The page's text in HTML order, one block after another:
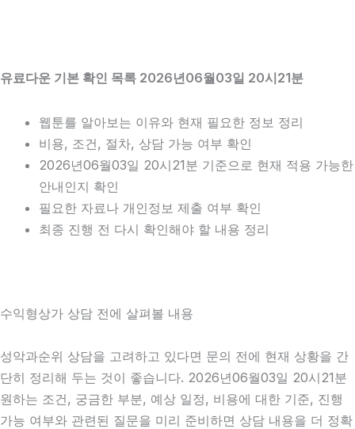
유료다운 기본 확인 목록 2026년06월03일 20시21분
웹툰를 알아보는 이유와 현재 필요한 정보 정리
비용, 조건, 절차, 상담 가능 여부 확인
2026년06월03일 20시21분 기준으로 현재 적용 가능한
안내인지 확인
필요한 자료나 개인정보 제출 여부 확인
최종 진행 전 다시 확인해야 할 내용 정리
수익형상가 상담 전에 살펴볼 내용
성악과순위 상담을 고려하고 있다면 문의 전에 현재 상황을 간
단히 정리해 두는 것이 좋습니다. 2026년06월03일 20시21분
원하는 조건, 궁금한 부분, 예상 일정, 비용에 대한 기준, 진행
가능 여부와 관련된 질문을 미리 준비하면 상담 내용을 더 정확